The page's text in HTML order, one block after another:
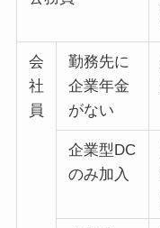
会
社
員
勤務先に
企業年金
がない
企業型DC
のみ加入